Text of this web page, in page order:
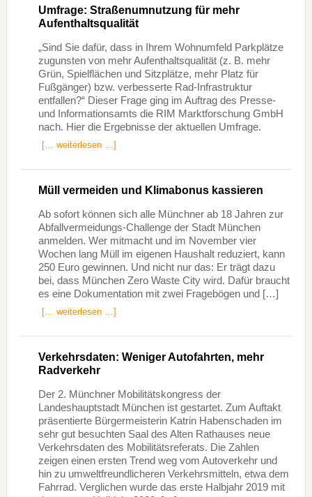
Umfrage: Straßenumnutzung für mehr
Aufenthaltsqualität
„Sind Sie dafür, dass in Ihrem Wohnumfeld Parkplätze
zugunsten von mehr Aufenthaltsqualität (z. B. mehr
Grün, Spielflächen und Sitzplätze, mehr Platz für
Fußgänger) bzw. verbesserte Rad-Infrastruktur
entfallen?“ Dieser Frage ging im Auftrag des Presse-
und Informationsamts die RIM Marktforschung GmbH
nach. Hier die Ergebnisse der aktuellen Umfrage.
[… weiterlesen …]
Müll vermeiden und Klimabonus kassieren
Ab sofort können sich alle Münchner ab 18 Jahren zur
Abfallvermeidungs-Challenge der Stadt München
anmelden. Wer mitmacht und im November vier
Wochen lang Müll im eigenen Haushalt reduziert, kann
250 Euro gewinnen. Und nicht nur das: Er trägt dazu
bei, dass München Zero Waste City wird. Dafür braucht
es eine Dokumentation mit zwei Fragebögen und […]
[… weiterlesen …]
Verkehrsdaten: Weniger Autofahrten, mehr
Radverkehr
Der 2. Münchner Mobilitätskongress der
Landeshauptstadt München ist gestartet. Zum Auftakt
präsentierte Bürgermeisterin Katrin Habenschaden im
sehr gut besuchten Saal des Alten Rathauses neue
Verkehrsdaten des Mobilitätsreferats. Die Zahlen
zeigen einen ersten Trend weg vom Autoverkehr und
hin zu umweltfreundlicheren Verkehrsmitteln, etwa dem
Fahrrad. Verglichen wurde das erste Halbjahr 2019 mit